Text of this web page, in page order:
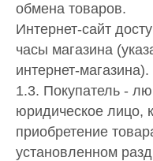
обмена товаров.
Интернет-сайт
часы магазина
интернет-магазина).
1.3. Покупатель -
юридическое лицо,
приобретение
установленном